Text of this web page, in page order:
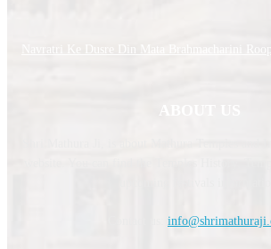
Navratri Ke Dusre Din Mata Brahmacharini